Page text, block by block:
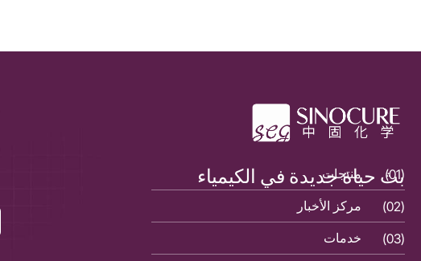
بث حياة جديدة في الكيمياء(01) منتجات
(02)
مركز الأخبار
(03)
خدمات